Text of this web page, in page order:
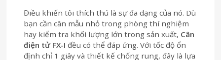
Điều khiến tôi thích thú là sự đa dạng của nó. Dù
bạn cần cân mẫu nhỏ trong phòng thí nghiệm
hay kiểm tra khối lượng lớn trong sản xuất, Cân
điện tử FX-I đều có thể đáp ứng. Với tốc độ ổn
định chỉ 1 giây và thiết kế chống rung, đây là lựa